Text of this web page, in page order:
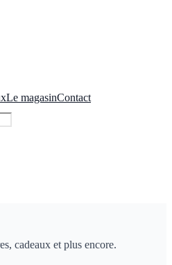
Le magasinContact
cadeaux et plus encore.